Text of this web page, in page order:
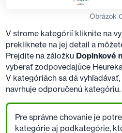
Obrázok
V strome kategórií kliknite na
prekliknete na jej detail a
Prejdite na záložku Doplnkové
vyberať zodpovedajúce
V kategóriách sa dá
navrhuje odporučenú kategóriu.
Pre správne chovanie je
kategórie aj podkategórie,